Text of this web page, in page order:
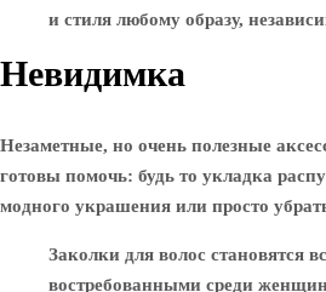
и стиля любому образу,
Невидимка
Незаметные, но очень полезные
готовы помочь: будь то укладка
модного украшения или просто
Заколки для волос становятся
востребованными среди